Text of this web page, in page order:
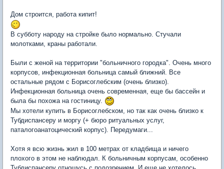
Дом строится, работа кипит!
В субботу народу на стройке было нормально. Стучали
молотками, краны работали.
Были с женой на территории "больничного городка". Очень много
корпусов, инфекционная больница самый ближний. Все
остальные рядом с Борисоглебским (очень близко).
Инфекционная больница очень современная, еще бы бассейн и
была бы похожа на гостиницу.
Мы хотели купить в Борисоглебском, но так как очень близко к
Тубдиспансеру и моргу (+ бюро ритуальных услуг,
паталогоанатоцический корпус). Передумаги...
Хотя я всю жизнь жил в 100 метрах от кладбища и ничего
плохого в этом не наблюдал. К больничным корпусам, особенно